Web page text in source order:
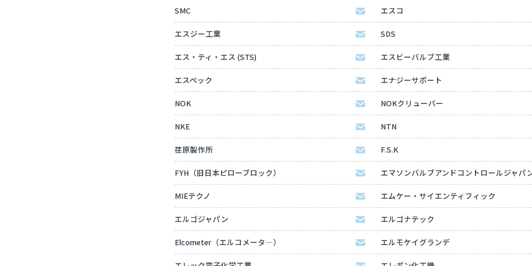
SMC エスコ
エスジー工業 SDS
エス・ティ・エス (STS) エスビーバルブ工業
エスペック エナジーサポート
NOK NOKクリューバー
NKE NTN
荏原製作所 F.S.K
FYH（旧日本ピローブロック） エマソンバルブアンドコントロールジャパ
MIEテクノ エムケー・サイエンティフィック
エルゴジャパン エルゴナテック
Elcometer（エルコメータ―） エルモケイグランデ